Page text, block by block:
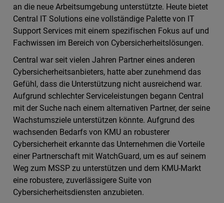
an die neue Arbeitsumgebung unterstützte. Heute bietet
Central IT Solutions eine vollständige Palette von IT
Support Services mit einem spezifischen Fokus auf und
Fachwissen im Bereich von Cybersicherheitslösungen.
Central war seit vielen Jahren Partner eines anderen
Cybersicherheitsanbieters, hatte aber zunehmend das
Gefühl, dass die Unterstützung nicht ausreichend war.
Aufgrund schlechter Serviceleistungen begann Central
mit der Suche nach einem alternativen Partner, der seine
Wachstumsziele unterstützen könnte. Aufgrund des
wachsenden Bedarfs von KMU an robusterer
Cybersicherheit erkannte das Unternehmen die Vorteile
einer Partnerschaft mit WatchGuard, um es auf seinem
Weg zum MSSP zu unterstützen und dem KMU-Markt
eine robustere, zuverlässigere Suite von
Cybersicherheitsdiensten anzubieten.